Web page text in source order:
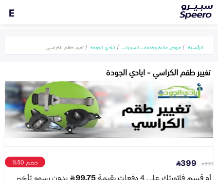
E
الرئيسية عروض عناية وخدمات السيارات ايادي الجودة تغيير طقم الكراسي
تغيير طقم الكراسي - ايادي الجودة
800
399 خصم 50%